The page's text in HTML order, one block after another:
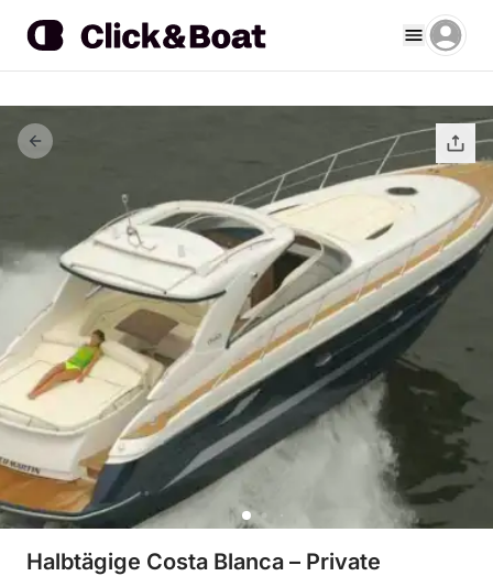
Halbtägige Costa Blanca – Private